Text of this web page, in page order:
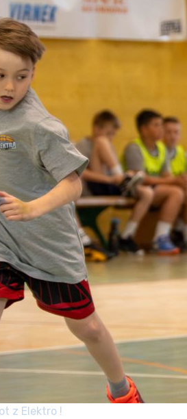
z Elektro !